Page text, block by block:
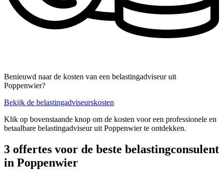
Benieuwd naar de kosten van een belastingadviseur uit
Poppenwier?
Bekijk de belastingadviseurskosten
Klik op bovenstaande knop om de kosten voor een professionele en
betaalbare belastingadviseur uit Poppenwier te ontdekken.
3 offertes voor de beste belastingconsulent
in Poppenwier